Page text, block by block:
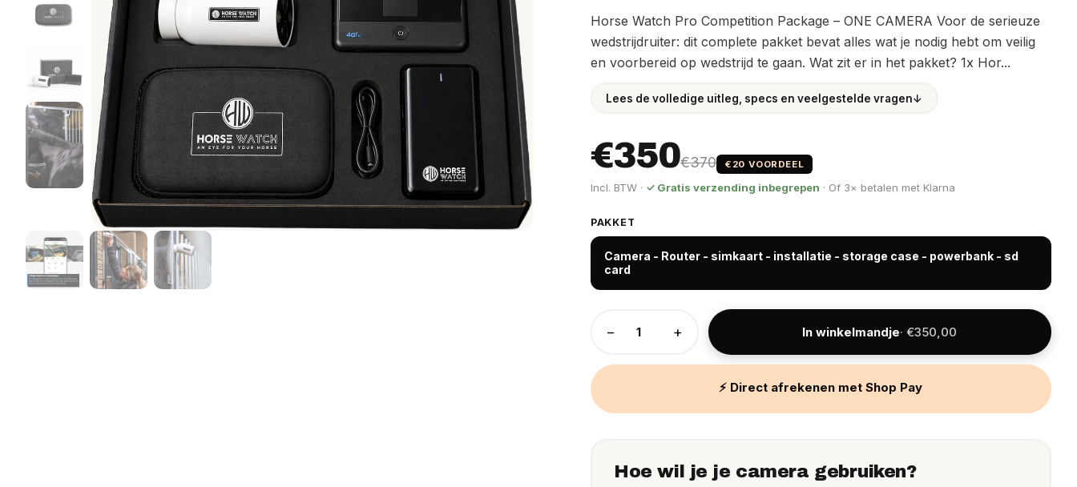
Birth Watch pakkettenHorse Watch Care
AirGo Ventilator
Horse Watch Pro Competition Package – ONE CAMERA Voor de serieuze
wedstrijdruiter: dit complete pakket bevat alles wat je nodig hebt om veilig
en voorbereid op wedstrijd te gaan. Wat zit er in het pakket? 1x Hor...
Lees de volledige uitleg, specs en veelgestelde vragen↓
€350€370 €20 VOORDEEL
Incl. BTW · ✓ Gratis verzending inbegrepen · Of 3× betalen met Klarna
PAKKET
Camera - Router - simkaart - installatie - storage case - powerbank - sd
card
− + In winkelmandje· €350,00
⚡ Direct afrekenen met Shop Pay
Hoe wil je je camera gebruiken?